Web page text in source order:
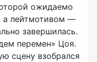
ожидаемо
а лейтмотивом —
завершилась.
перемен» Цоя.
сцену взобрался